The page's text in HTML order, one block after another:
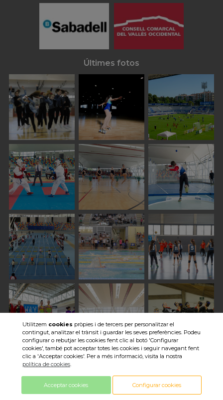
Últimes fotos
Veure totes les imatges
Utilitzem cookies pròpies i de tercers per personalitzar el
contingut, analitzar el trànsit i guardar les seves preferències. Podeu
configurar o rebutjar les cookies fent clic al botó 'Configurar
cookies', també pot acceptar totes les cookies i seguir navegant fent
clic a 'Acceptar cookies'. Per a més informació, visita la nostra
política de cookies.
Acceptar cookies Configurar cookies